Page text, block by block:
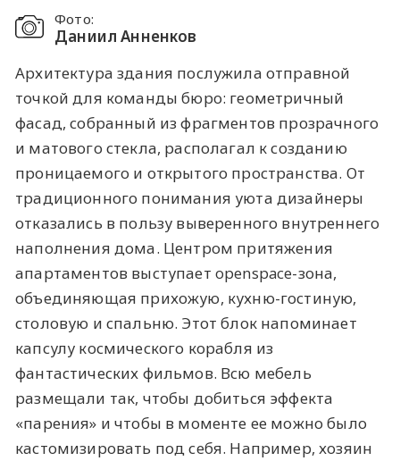
Фото:
Даниил Анненков
Архитектура здания послужила отправной
точкой для команды бюро: геометричный
фасад, собранный из фрагментов прозрачного
и матового стекла, располагал к созданию
проницаемого и открытого пространства. От
традиционного понимания уюта дизайнеры
отказались в пользу выверенного внутреннего
наполнения дома. Центром притяжения
апартаментов выступает openspace-зона,
объединяющая прихожую, кухню-гостиную,
столовую и спальню. Этот блок напоминает
капсулу космического корабля из
фантастических фильмов. Всю мебель
размещали так, чтобы добиться эффекта
«парения» и чтобы в моменте ее можно было
кастомизировать под себя. Например, хозяин